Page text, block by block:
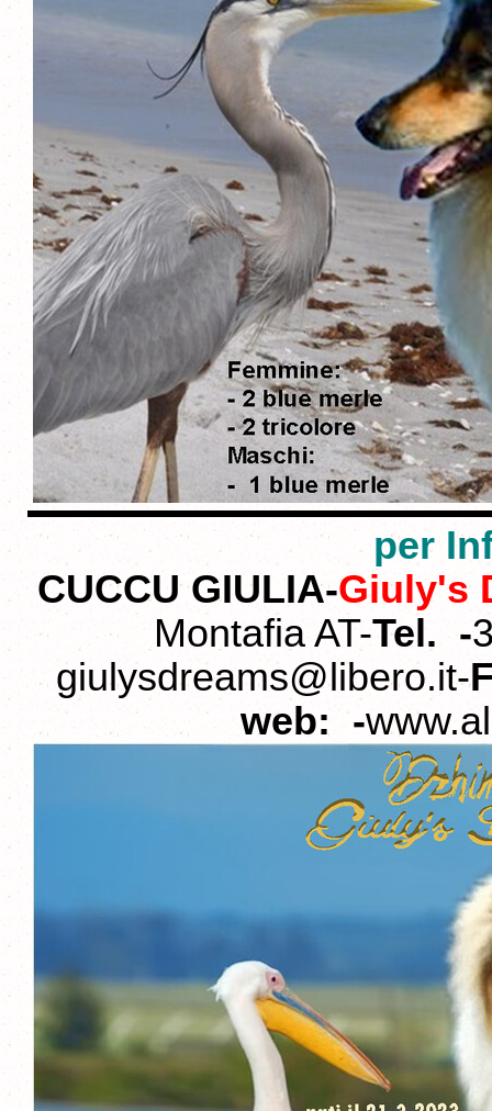
per
CUCCU GIULIA-Giuly's
Montafia AT-Tel. -
giulysdreams@libero.it-
web: -